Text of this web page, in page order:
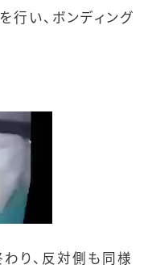
行い、ボンディング
り、反対側も同様